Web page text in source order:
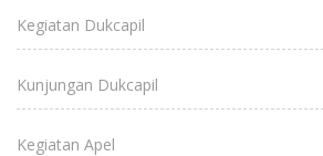
Kegiatan Dukcapil
Kunjungan Dukcapil
Kegiatan Apel